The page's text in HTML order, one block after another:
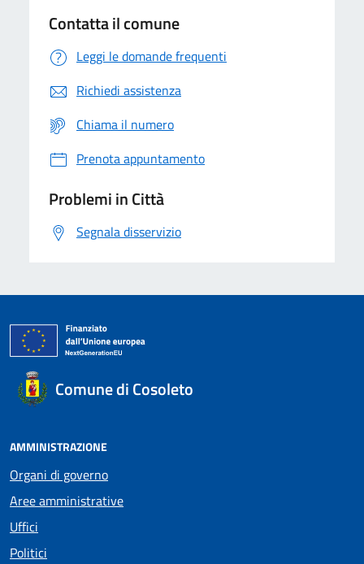
Contatta il comune
Leggi le domande frequenti
Richiedi assistenza
Chiama il numero
Prenota appuntamento
Problemi in Città
Segnala disservizio
Comune di Cosoleto
AMMINISTRAZIONE
Organi di governo
Aree amministrative
Uffici
Politici